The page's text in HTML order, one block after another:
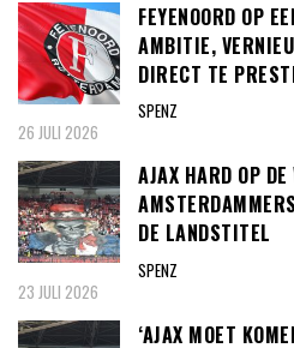
FEYENOORD OP
AMBITIE,
DIRECT TE
SPENZ
26 JULI 2026
AJAX HARD OP DE
DE LANDSTITEL
SPENZ
23 JULI 2026
‘AJAX MOET